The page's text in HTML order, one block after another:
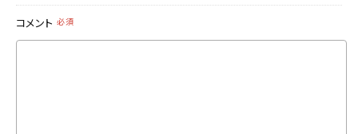
コメント 必須